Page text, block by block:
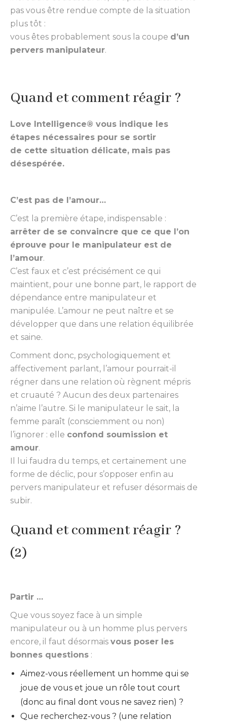
pas vous être rendue compte de la situation
plus tôt :
vous êtes probablement sous la coupe d’un
pervers manipulateur.
Quand et comment réagir ?
Love Intelligence® vous indique les
étapes nécessaires pour se sortir
de cette situation délicate, mais pas
désespérée.
C’est pas de l’amour…
C’est la première étape, indispensable :
arrêter de se convaincre que ce que l’on
éprouve pour le manipulateur est de
l’amour.
C’est faux et c’est précisément ce qui
maintient, pour une bonne part, le rapport de
dépendance entre manipulateur et
manipulée. L’amour ne peut naître et se
développer que dans une relation équilibrée
et saine.
Comment donc, psychologiquement et
affectivement parlant, l’amour pourrait-il
régner dans une relation où règnent mépris
et cruauté ? Aucun des deux partenaires
n’aime l’autre. Si le manipulateur le sait, la
femme paraît (consciemment ou non)
l’ignorer : elle confond soumission et
amour.
Il lui faudra du temps, et certainement une
forme de déclic, pour s’opposer enfin au
pervers manipulateur et refuser désormais de
subir.
Quand et comment réagir ?
(2)
Partir …
Que vous soyez face à un simple
manipulateur ou à un homme plus pervers
encore, il faut désormais vous poser les
bonnes questions :
Aimez-vous réellement un homme qui se
joue de vous et joue un rôle tout court
(donc au final dont vous ne savez rien) ?
Que recherchez-vous ? (une relation